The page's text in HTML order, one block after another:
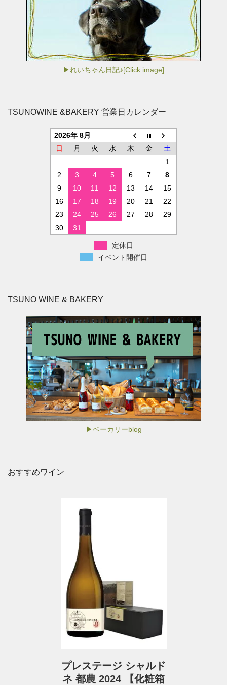
▶れいちゃん日記♪[Click image]
TSUNOWINE &BAKERY 営業日カレンダー
2026年 8月
日
月 火 水 木 金
土
1
2
3 4 5 6 7
8
9
10 11 12 13 14
15
16
17 18 19 20 21
22
23
24 25 26 27 28
29
30
31
定休日
イベント開催日
TSUNO WINE & BAKERY
▶ベーカリーblog
おすすめワイン
プレステージ シャルド
ネ 都農 2024 【化粧箱